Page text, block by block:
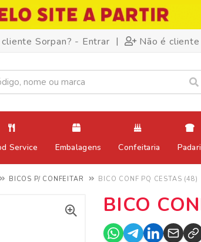
cliente Sorpan? - Entrar | Não é
Service Embalagens Confeitaria
BICOS P/ CONFEITAR BICO CONF PQ CESTAS (48)
BICO